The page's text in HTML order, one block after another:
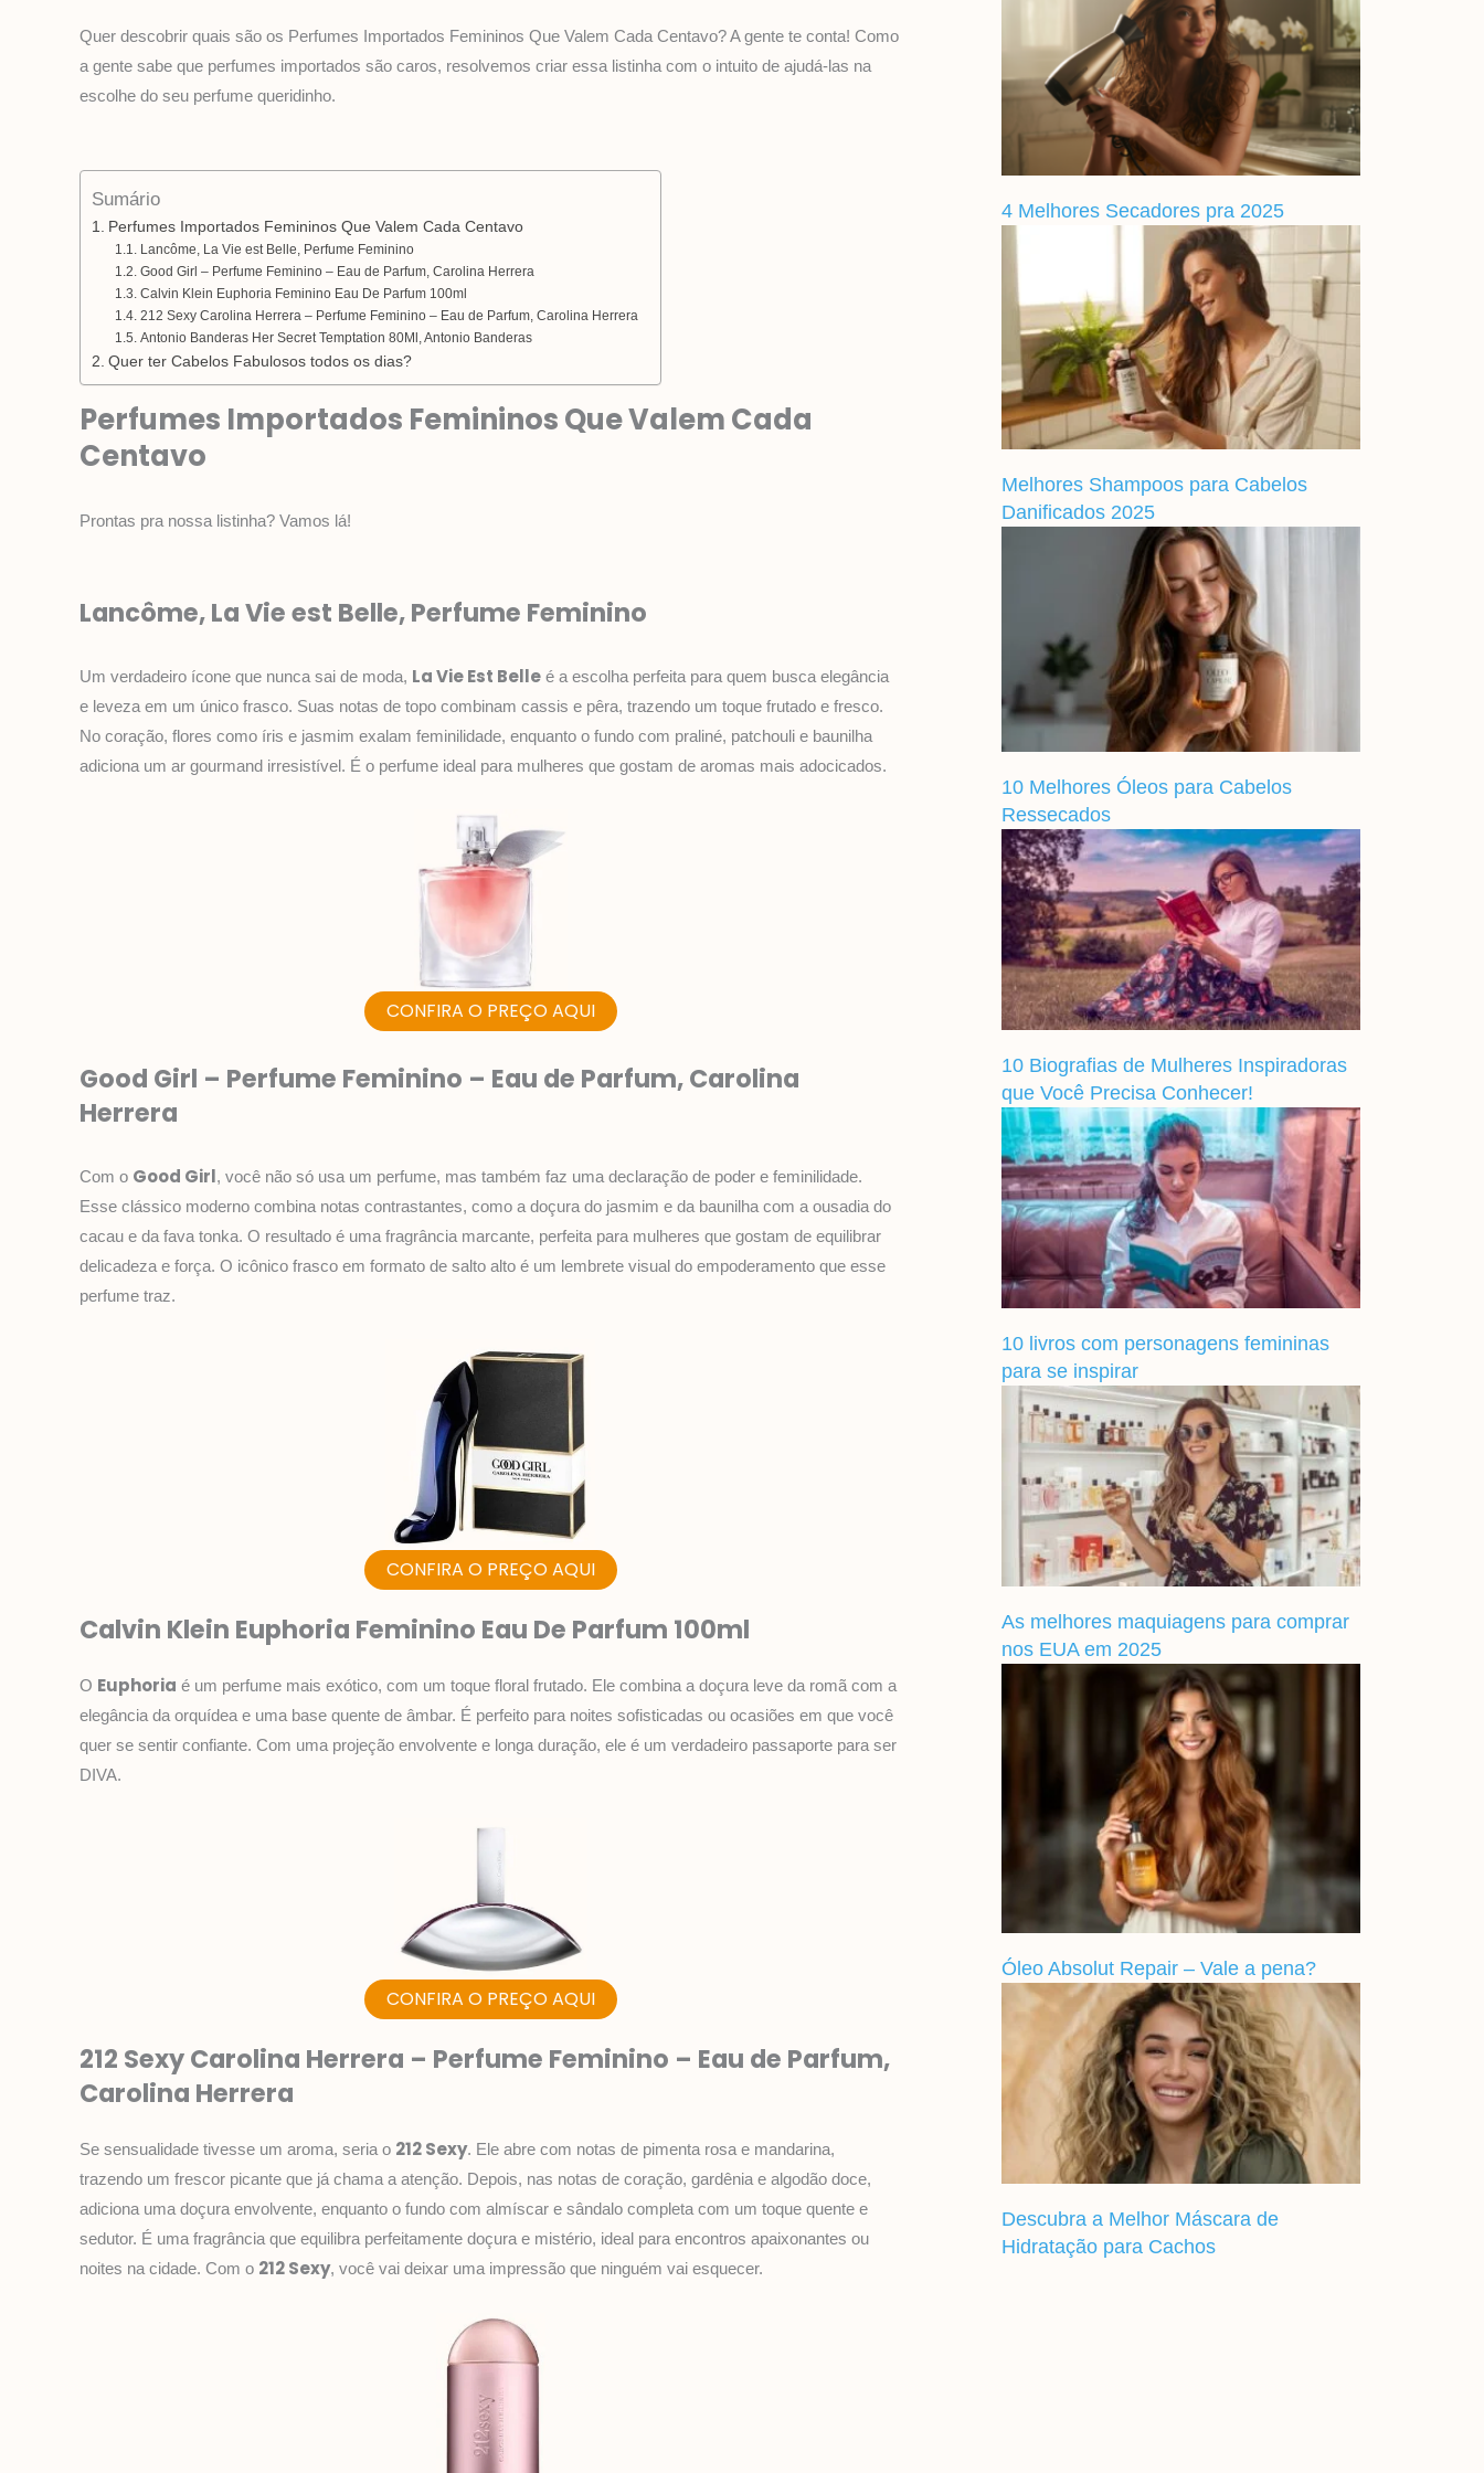
a
t
s
s
t
n
Quer descobrir quais são os Perfumes Importados Femininos Que Valem Cada Centavo? A gente te conta! Como
a gente sabe que perfumes importados são caros, resolvemos criar essa listinha com o intuito de ajudá-las na
escolhe do seu perfume queridinho.
Sumário
Perfumes Importados Femininos Que Valem Cada Centavo
Lancôme, La Vie est Belle, Perfume Feminino
Good Girl – Perfume Feminino – Eau de Parfum, Carolina Herrera
Calvin Klein Euphoria Feminino Eau De Parfum 100ml
212 Sexy Carolina Herrera – Perfume Feminino – Eau de Parfum, Carolina Herrera
Antonio Banderas Her Secret Temptation 80Ml, Antonio Banderas
Quer ter Cabelos Fabulosos todos os dias?
Perfumes Importados Femininos Que Valem Cada
Centavo
Prontas pra nossa listinha? Vamos lá!
Lancôme, La Vie est Belle, Perfume Feminino
Um verdadeiro ícone que nunca sai de moda, La Vie Est Belle é a escolha perfeita para quem busca elegância
e leveza em um único frasco. Suas notas de topo combinam cassis e pêra, trazendo um toque frutado e fresco.
No coração, flores como íris e jasmim exalam feminilidade, enquanto o fundo com praliné, patchouli e baunilha
adiciona um ar gourmand irresistível. É o perfume ideal para mulheres que gostam de aromas mais adocicados.
CONFIRA O PREÇO AQUI
Good Girl – Perfume Feminino – Eau de Parfum, Carolina
Herrera
Com o Good Girl, você não só usa um perfume, mas também faz uma declaração de poder e feminilidade.
Esse clássico moderno combina notas contrastantes, como a doçura do jasmim e da baunilha com a ousadia do
cacau e da fava tonka. O resultado é uma fragrância marcante, perfeita para mulheres que gostam de equilibrar
delicadeza e força. O icônico frasco em formato de salto alto é um lembrete visual do empoderamento que esse
perfume traz.
CONFIRA O PREÇO AQUI
Calvin Klein Euphoria Feminino Eau De Parfum 100ml
O Euphoria é um perfume mais exótico, com um toque floral frutado. Ele combina a doçura leve da romã com a
elegância da orquídea e uma base quente de âmbar. É perfeito para noites sofisticadas ou ocasiões em que você
quer se sentir confiante. Com uma projeção envolvente e longa duração, ele é um verdadeiro passaporte para ser
DIVA.
CONFIRA O PREÇO AQUI
212 Sexy Carolina Herrera – Perfume Feminino – Eau de Parfum,
Carolina Herrera
Se sensualidade tivesse um aroma, seria o 212 Sexy. Ele abre com notas de pimenta rosa e mandarina,
trazendo um frescor picante que já chama a atenção. Depois, nas notas de coração, gardênia e algodão doce,
adiciona uma doçura envolvente, enquanto o fundo com almíscar e sândalo completa com um toque quente e
sedutor. É uma fragrância que equilibra perfeitamente doçura e mistério, ideal para encontros apaixonantes ou
noites na cidade. Com o 212 Sexy, você vai deixar uma impressão que ninguém vai esquecer.
4 Melhores Secadores pra 2025
Melhores Shampoos para Cabelos
Danificados 2025
10 Melhores Óleos para Cabelos
Ressecados
10 Biografias de Mulheres Inspiradoras
que Você Precisa Conhecer!
10 livros com personagens femininas
para se inspirar
As melhores maquiagens para comprar
nos EUA em 2025
Óleo Absolut Repair – Vale a pena?
Descubra a Melhor Máscara de
Hidratação para Cachos